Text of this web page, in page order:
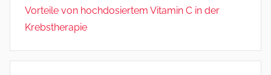
Vorteile von hochdosiertem Vitamin C in der
Krebstherapie